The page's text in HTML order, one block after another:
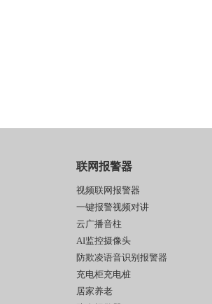
联网报警器
视频联网报警器
一键报警视频对讲
云广播音柱
AI监控摄像头
防欺凌语音识别报警器
充电柜充电桩
居家养老